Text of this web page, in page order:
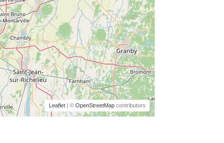
Leaflet| © OpenStreetMapcontributors